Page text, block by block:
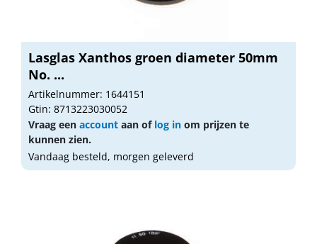
Lasglas Xanthos groen diameter 50mm
No. ...
Artikelnummer: 1644151
Gtin: 8713223030052
Vraag een account aan of log in om prijzen te
kunnen zien.
Vandaag besteld, morgen geleverd